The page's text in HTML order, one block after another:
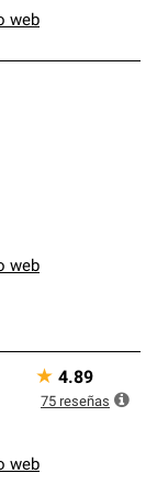
web
web
web
★ 4.89
75 reseñas